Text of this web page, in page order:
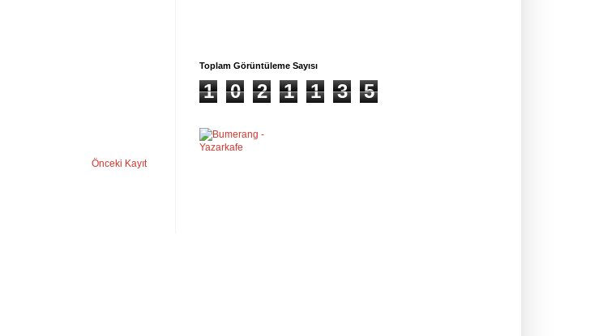
Önceki Kayıt
Toplam Görüntüleme Sayısı
1 0 2 1 1 3 5